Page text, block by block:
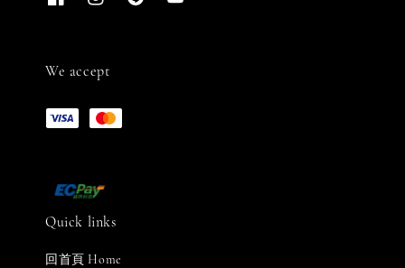
We accept
Quick links
回首頁 Home